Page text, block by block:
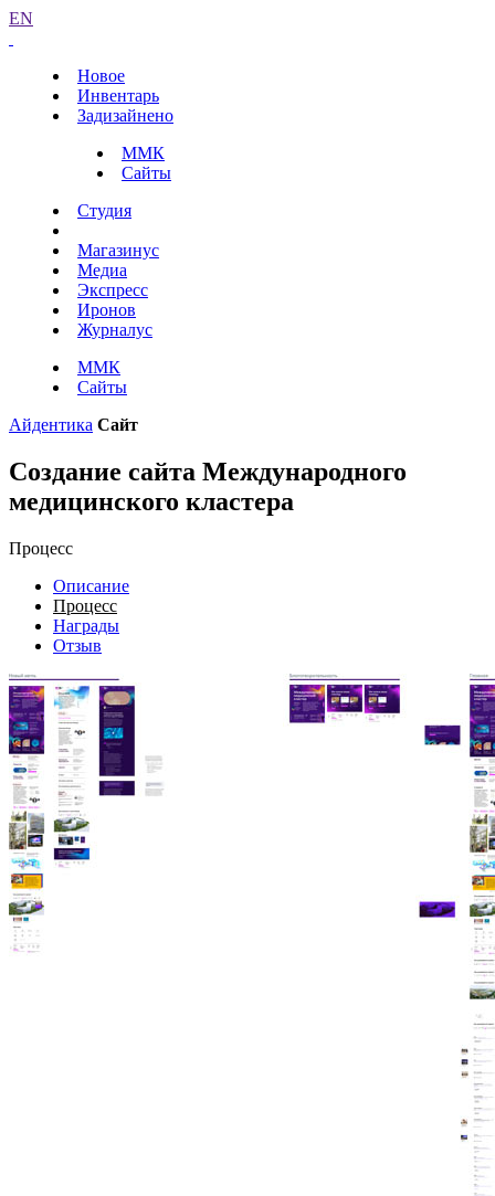
EN
Новое
Инвентарь
Задизайнено
ММК
Сайты
Студия
Магазинус
Медиа
Экспресс
Иронов
Журналус
ММК
Сайты
Айдентика Сайт
Создание сайта Международного
медицинского кластера
Процесс
Описание
Процесс
Награды
Отзыв